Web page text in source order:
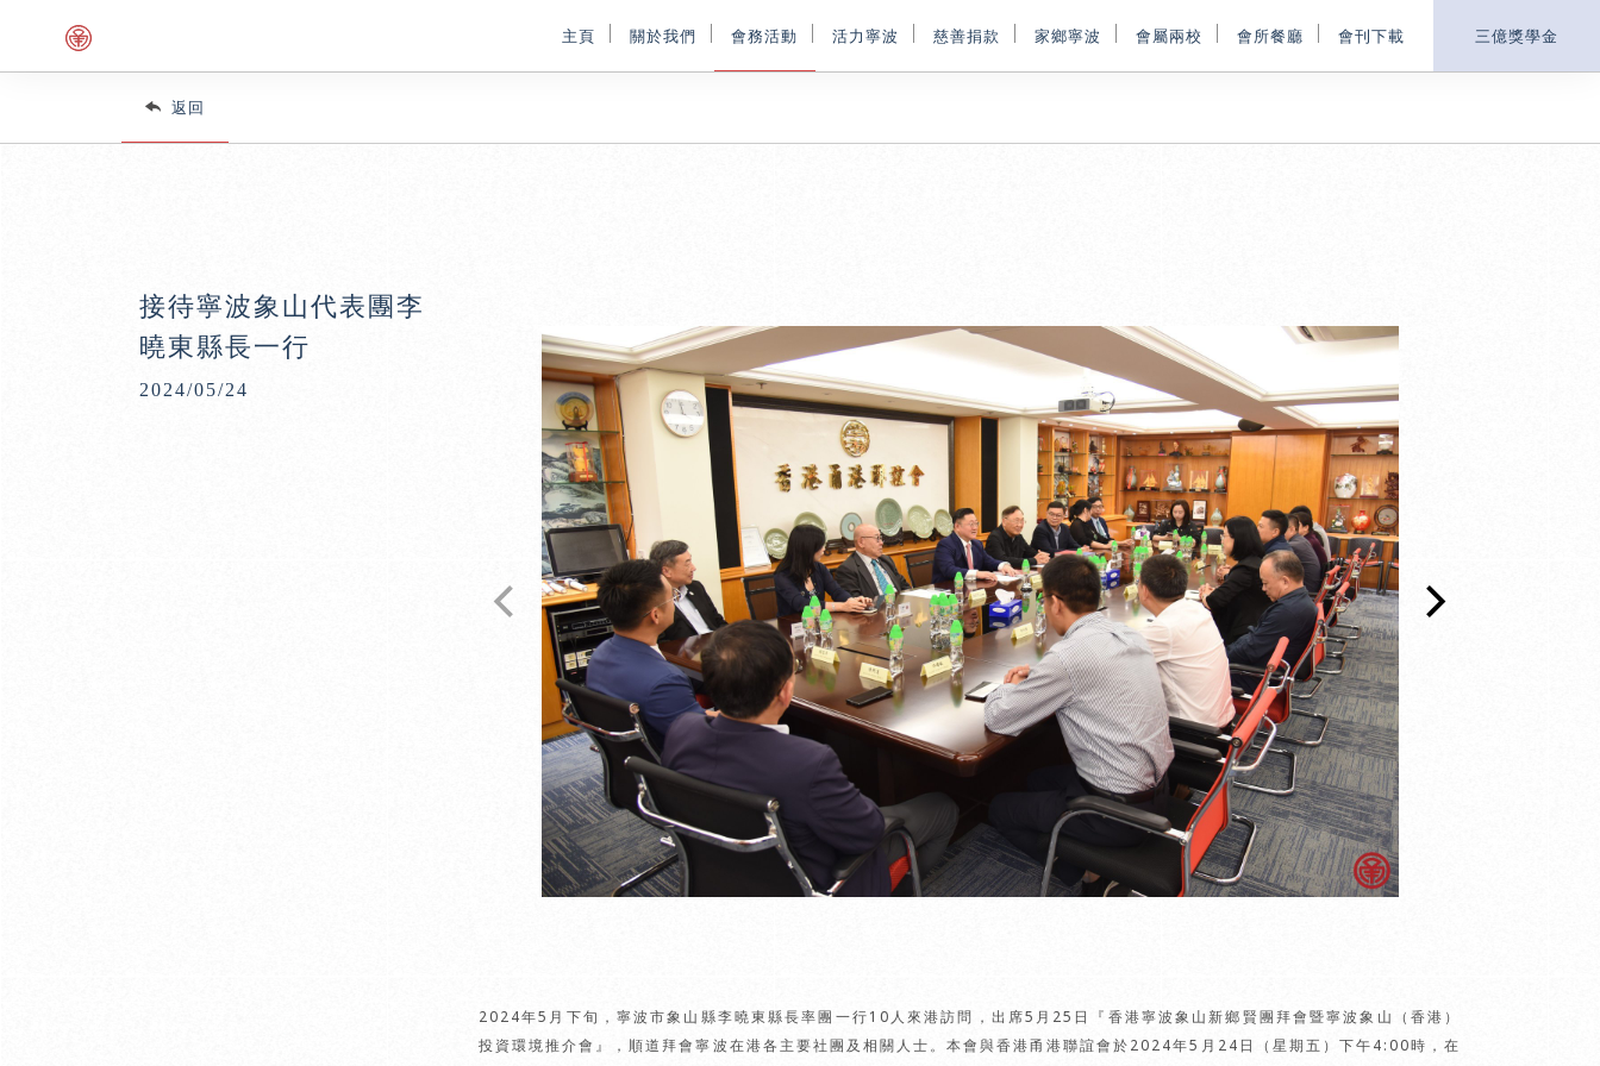
主頁 關於我們 會務活動 活力寧波 慈善捐款 家鄉寧波 會屬兩校 會所餐廳 會刊下載 三億獎學金
返回
接待寧波象山代表團李
曉東縣長一行
2024/05/24
2024年5月下旬，寧波市象山縣李曉東縣長率團一行10人來港訪問，出席5月25日『香港寧波象山新鄉賢團拜會暨寧波象山（香港）
投資環境推介會』，順道拜會寧波在港各主要社團及相關人士。本會與香港甬港聯誼會於2024年5月24日（星期五）下午4:00時，在